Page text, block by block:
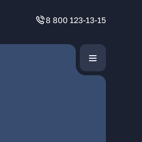
8 800 123-13-15